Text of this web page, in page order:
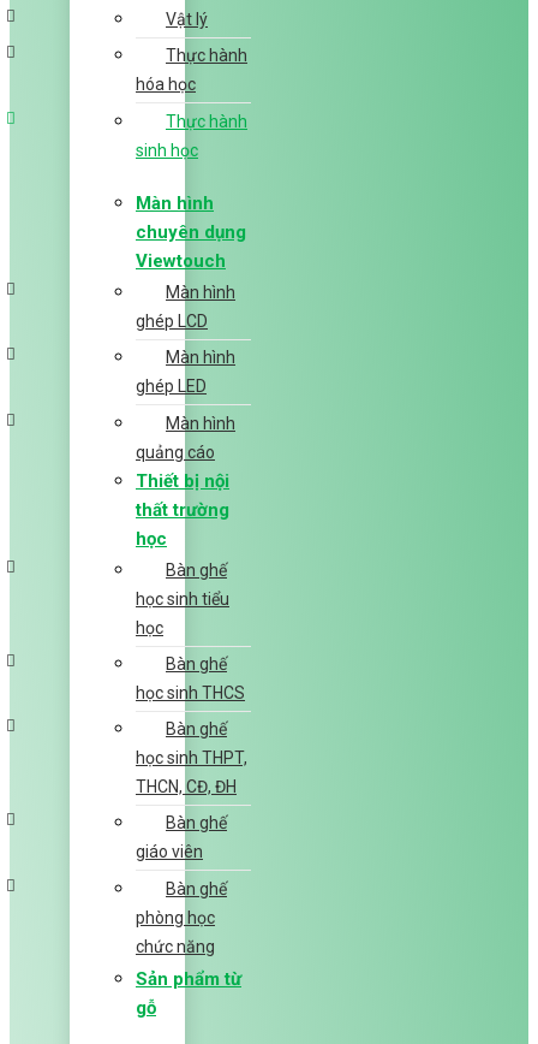
Vật lý
Thực hành
hóa học
Thực hành
sinh học
Màn hình
chuyên dụng
Viewtouch
Màn hình
ghép LCD
Màn hình
ghép LED
Màn hình
quảng cáo
Thiết bị nội
thất trường
học
Bàn ghế
học sinh tiểu
học
Bàn ghế
học sinh THCS
Bàn ghế
học sinh THPT,
THCN, CĐ, ĐH
Bàn ghế
giáo viên
Bàn ghế
phòng học
chức năng
Sản phẩm từ
gỗ